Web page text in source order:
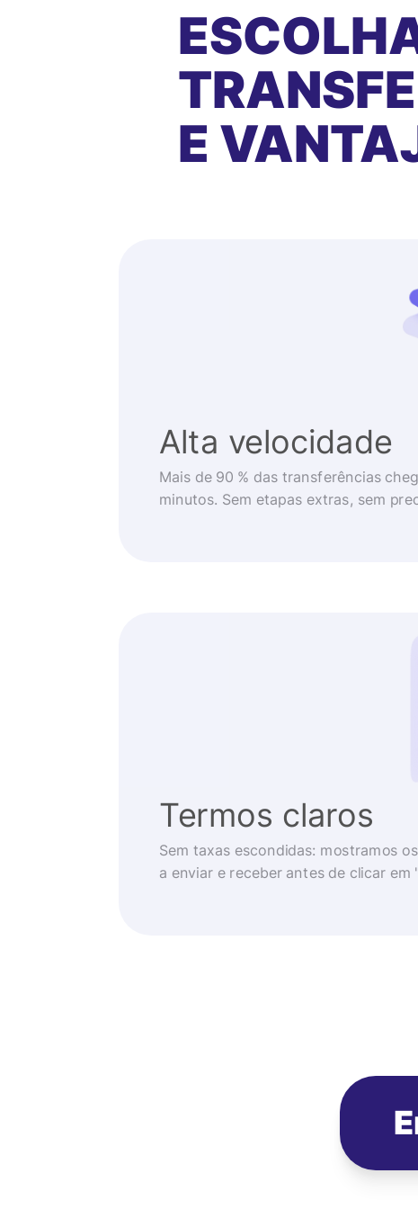
E
Alta velocidade
Mais de 90 % das transferências
minutos. Sem etapas extras, sem
Termos claros
Sem taxas escondidas: mostramos
a enviar e receber antes de clicar em